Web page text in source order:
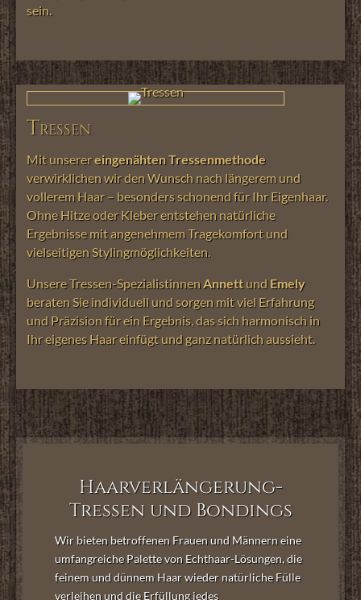
sein.
Tressen
Mit unserereingenähten Tressenmethode
verwirklichen wir den Wunsch nach längerem und
vollerem Haar – besonders schonend für Ihr Eigenhaar.
Ohne Hitze oder Kleber entstehen natürliche
Ergebnisse mit angenehmem Tragekomfort und
vielseitigen Stylingmöglichkeiten.
Unsere Tressen-SpezialistinnenAnnettund Emely
beraten Sie individuell und sorgen mit viel Erfahrung
und Präzision für ein Ergebnis, das sich harmonisch in
Ihr eigenes Haar einfügt und ganz natürlich aussieht.
Haarverlängerung-
Tressen und Bondings
Wir bieten betroffenen Frauen und Männern eine
umfangreiche Palette von Echthaar-Lösungen, die
feinem und dünnem Haar wieder natürliche Fülle
verleihen und die Erfüllung jedes